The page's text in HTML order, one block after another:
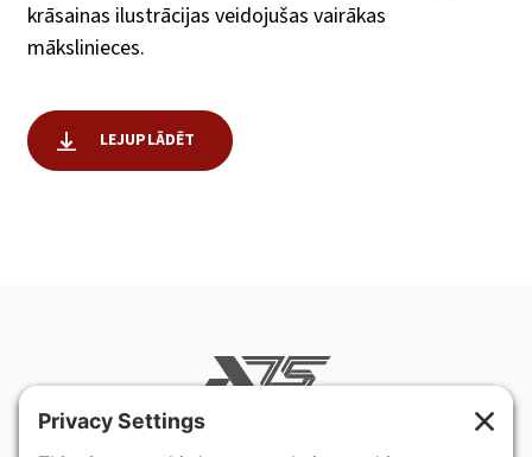
krāsainas ilustrācijas veidojušas vairākas
mākslinieces.
LEJUPLĀDĒT